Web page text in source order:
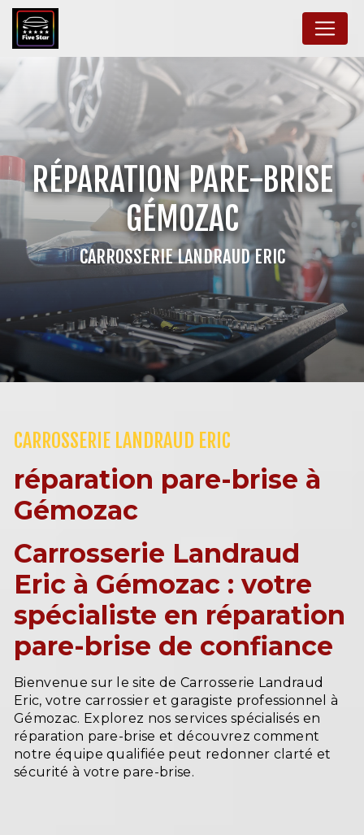
RÉPARATION PARE-BRISE
GÉMOZAC
CARROSSERIE LANDRAUD ERIC
CARROSSERIE LANDRAUD ERIC
réparation pare-brise à
Gémozac
Carrosserie Landraud
Eric à Gémozac : votre
spécialiste en réparation
pare-brise de confiance
Bienvenue sur le site de Carrosserie Landraud
Eric, votre carrossier et garagiste professionnel à
Gémozac. Explorez nos services spécialisés en
réparation pare-brise et découvrez comment
notre équipe qualifiée peut redonner clarté et
sécurité à votre pare-brise.
Panneau de gestion des cookies